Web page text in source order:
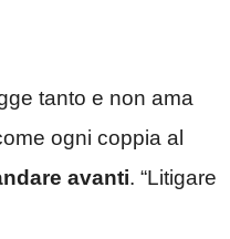
tanto e non ama
ogni coppia al
avanti. “Litigare